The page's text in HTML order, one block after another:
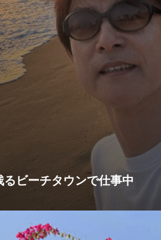
るビーチタウンで仕事中